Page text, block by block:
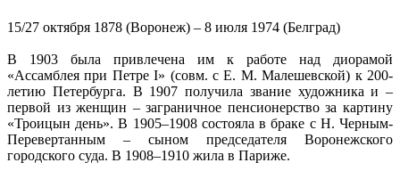
15/27 октября 1878 (Воронеж) – 8 июля 1974 (Белград)
В 1903 была привлечена им к работе над диорамой
«Ассамблея при Петре I» (совм. с Е. М. Малешевской) к 200-
летию Петербурга. В 1907 получила звание художника и –
первой из женщин – заграничное пенсионерство за картину
«Троицын день». В 1905–1908 состояла в браке с Н. Черным-
Перевертанным – сыном председателя Воронежского
городского суда. В 1908–1910 жила в Париже.